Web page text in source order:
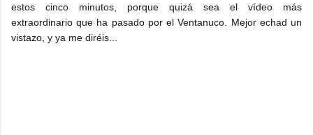
estos cinco minutos, porque quizá sea el vídeo más
extraordinario que ha pasado por el Ventanuco. Mejor echad un
vistazo, y ya me diréis...